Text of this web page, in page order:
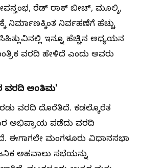
ರೆಡ್ ರಾಕ್ ಬೀಚ್, ಮೂಲ್ಕಿ,
ನಿರ್ಮಾಣಕ್ಕಿಂತ ನಿರ್ವಹಣೆಗೆ ಹೆಚ್ಚು
ಇನ್ನೂ ಹೆಚ್ಚಿನ ಅಧ್ಯಯನ
ವರದಿ ಹೇಳಿದೆ ಎಂದು ಅವರು
ವರದಿ ಅಂತಿಮ'
ವರದಿ ದೊರೆತಿದೆ. ಕಡಲ್ಕೊರೆತ
ಅಭಿಪ್ರಾಯ ಪಡೆದು ವರದಿ
ಈಗಾಗಲೇ ಮಂಗಳೂರು ವಿಧಾನಸಭಾ
ಅಹವಾಲು ಸಭೆಯನ್ನು